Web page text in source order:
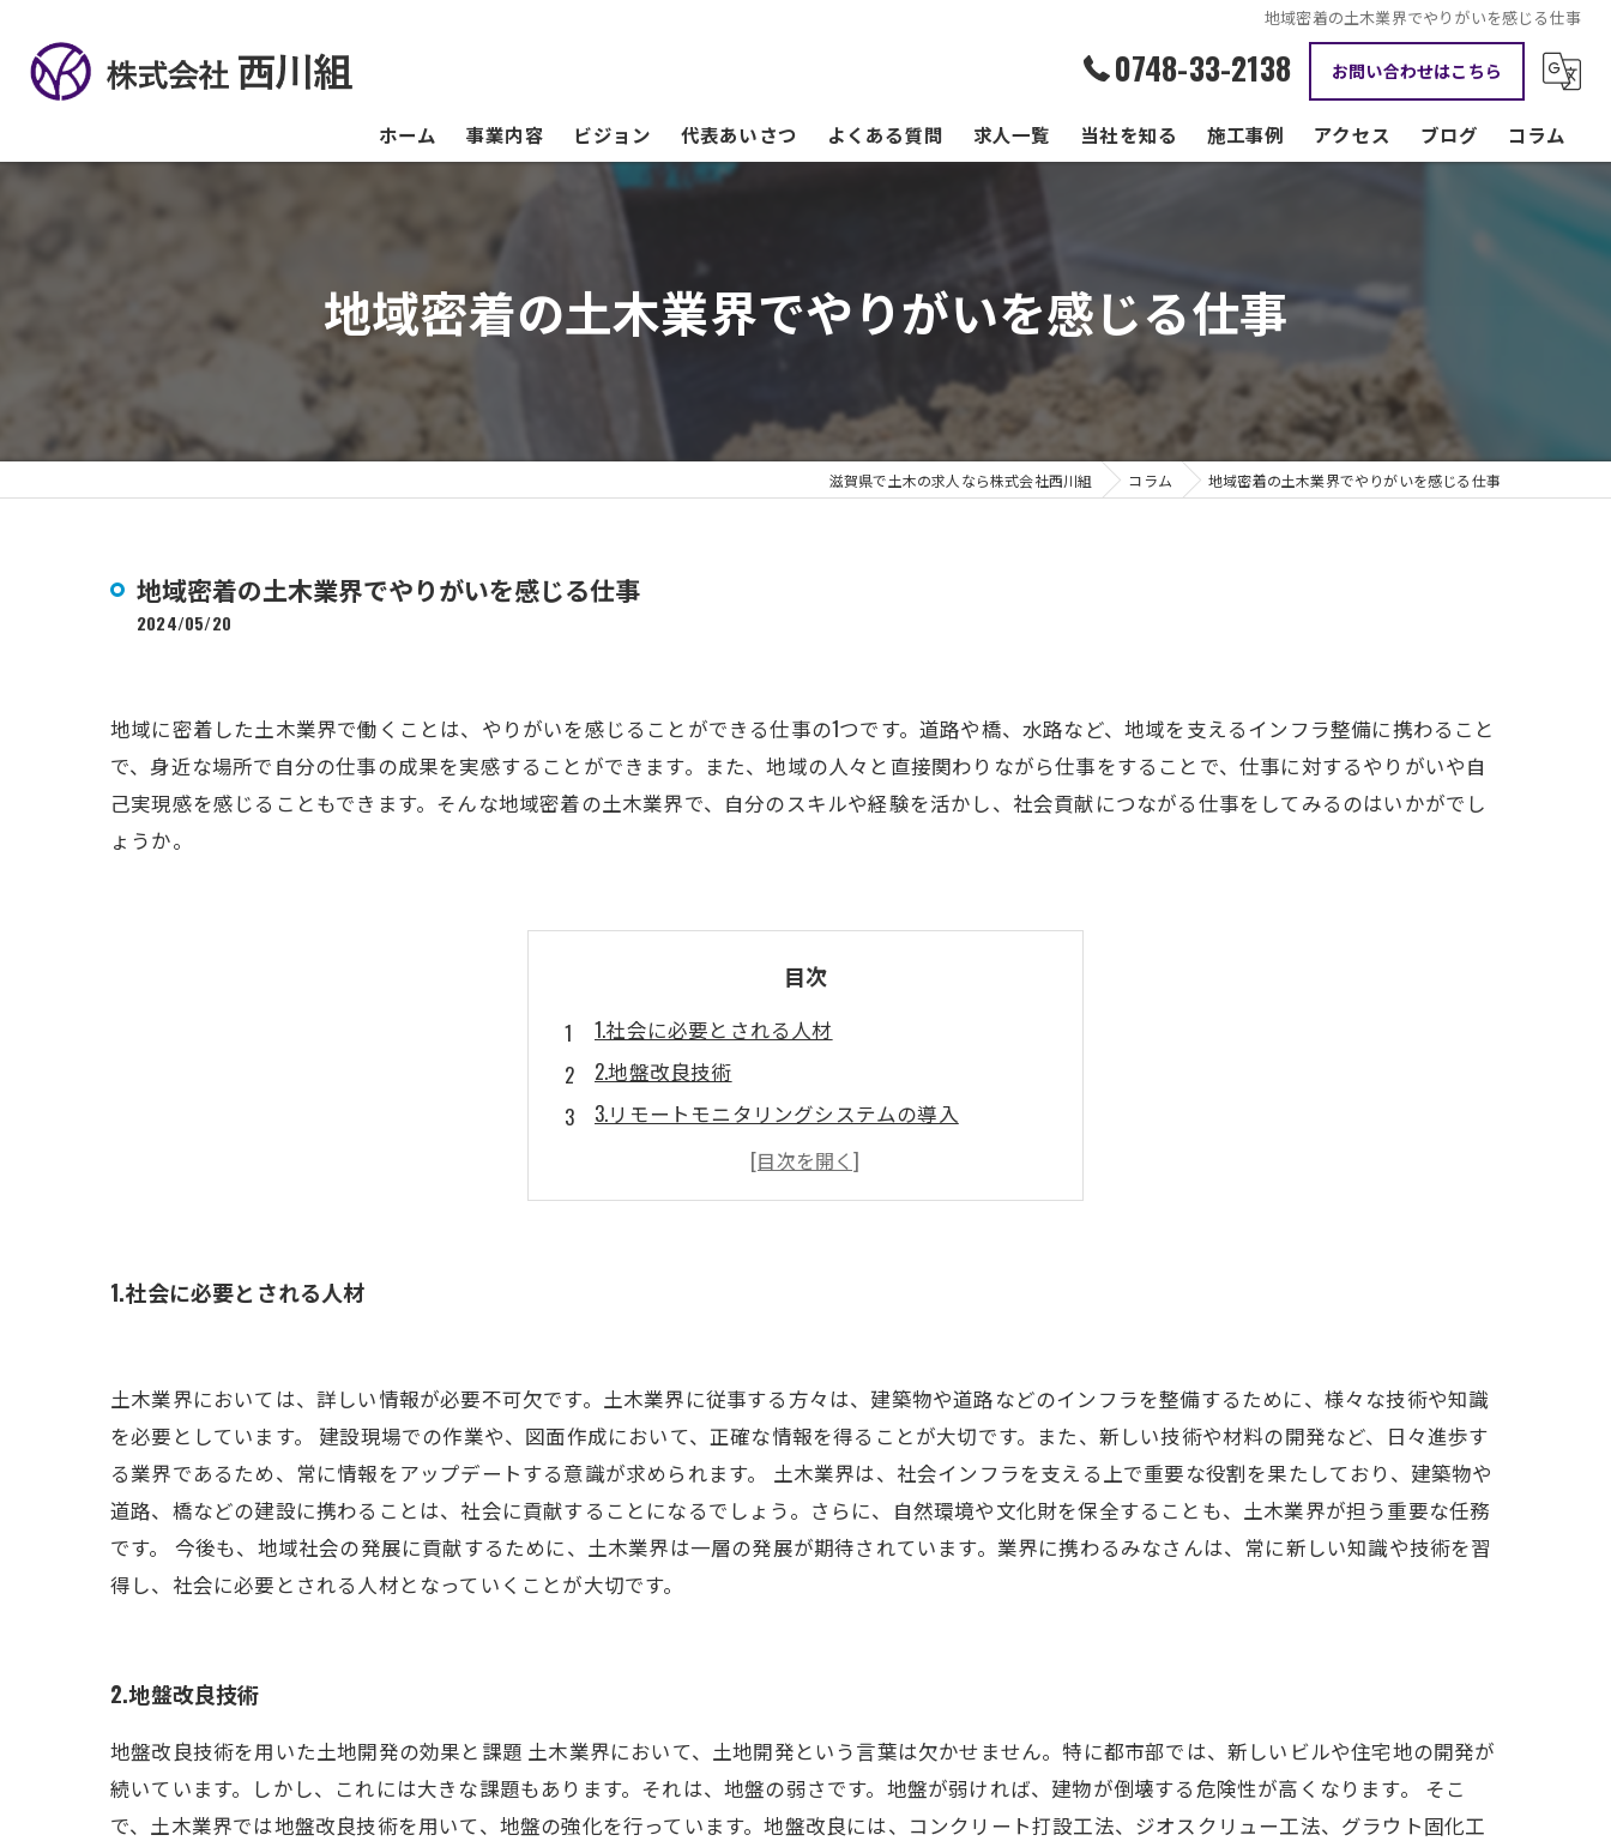
地域密着の土木業界でやりがいを感じる仕事
0748-33-2138 お問い合わせはこちら
ホーム 事業内容 ビジョン 代表あいさつ よくある質問 求人一覧 当社を知る
現場監督
転職
働きやすい
施工事例 アクセス ブログ コラム
地域密着の土木業界でやりがいを感じる仕事
滋賀県で土木の求人なら株式会社西川組 コラム 地域密着の土木業界でやりがいを感じる仕事
地域密着の土木業界でやりがいを感じる仕事
2024/05/20
地域に密着した土木業界で働くことは、やりがいを感じることができる仕事の1つです。道路や橋、水路など、地域を支えるインフラ整備に携わること
で、身近な場所で自分の仕事の成果を実感することができます。また、地域の人々と直接関わりながら仕事をすることで、仕事に対するやりがいや自
己実現感を感じることもできます。そんな地域密着の土木業界で、自分のスキルや経験を活かし、社会貢献につながる仕事をしてみるのはいかがでし
ょうか。
目次
1.社会に必要とされる人材
2.地盤改良技術
3.リモートモニタリングシステムの導入
5.インフラストラクチャー
1.社会に必要とされる人材
土木業界においては、詳しい情報が必要不可欠です。土木業界に従事する方々は、建築物や道路などのインフラを整備するために、様々な技術や知識
を必要としています。 建設現場での作業や、図面作成において、正確な情報を得ることが大切です。また、新しい技術や材料の開発など、日々進歩す
る業界であるため、常に情報をアップデートする意識が求められます。 土木業界は、社会インフラを支える上で重要な役割を果たしており、建築物や
道路、橋などの建設に携わることは、社会に貢献することになるでしょう。さらに、自然環境や文化財を保全することも、土木業界が担う重要な任務
です。 今後も、地域社会の発展に貢献するために、土木業界は一層の発展が期待されています。業界に携わるみなさんは、常に新しい知識や技術を習
得し、社会に必要とされる人材となっていくことが大切です。
2.地盤改良技術
地盤改良技術を用いた土地開発の効果と課題 土木業界において、土地開発という言葉は欠かせません。特に都市部では、新しいビルや住宅地の開発が
続いています。しかし、これには大きな課題もあります。それは、地盤の弱さです。地盤が弱ければ、建物が倒壊する危険性が高くなります。 そこ
で、土木業界では地盤改良技術を用いて、地盤の強化を行っています。地盤改良には、コンクリート打設工法、ジオスクリュー工法、グラウト固化工